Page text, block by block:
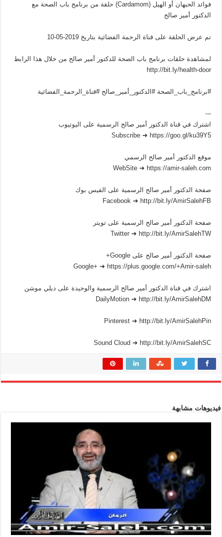
فوائد الحبهان أو الهيل (Cardamom) حلقة من برنامج باب الصحة مع
الدكتور أمير صالح
تم عرض الحلقة على قناة الرحمة الفضائية بتاريخ 2019-05-10
لمشاهدة حلقات برنامج باب الصحة للدكتور أمير صالح من خلال هذا الرابط
http://bit.ly/health-door
#برنامج_باب_الصحة #الدكتور_أمير_صالح #قناة_الرحمة_الفضائية
---
اشترك في قناة الدكتور أمير صالح الرسمية على اليوتيوب
Subscribe ➜ https://goo.gl/ku39Y5
موقع الدكتور أمير صالح الرسمي
WebSite ➜ https://amir-saleh.com
صفحة الدكتور أمير صالح الرسمية على الفيس بوك
Facebook ➜ http://bit.ly/AmirSalehFB
صفحة الدكتور أمير صالح الرسمية على تويتر
Twitter ➜ http://bit.ly/AmirSalehTW
صفحة الدكتور أمير صالح على Google+
Google+ ➜ https://plus.google.com/+Amir-saleh
اشترك في قناة الدكتور أمير صالح الرسمية والوحيدة على ديلي موشن
DailyMotion ➜ http://bit.ly/AmirSalehDM
Pinterest ➜ http://bit.ly/AmirSalehPin
Sound Cloud ➜ http://bit.ly/AmirSalehSC
فيديوهات مشابهة